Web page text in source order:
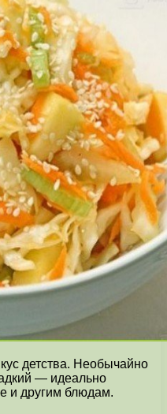
детства. Необычайно
— идеально
и другим блюдам.